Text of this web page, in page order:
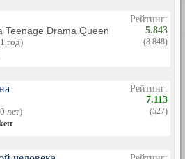
Teenage Drama Queen
год)
Рейтинг:
5.843
(8 848)
лет)
Рейтинг:
7.113
(527)